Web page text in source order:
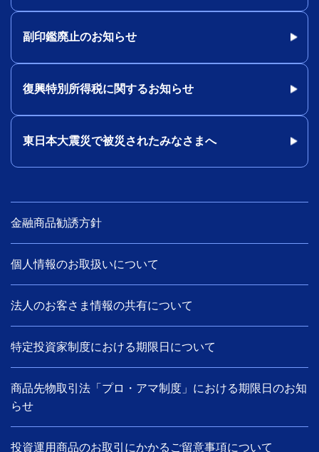
副印鑑廃止のお知らせ
復興特別所得税に関するお知らせ
東日本大震災で被災されたみなさまへ
金融商品勧誘方針
個人情報のお取扱いについて
法人のお客さま情報の共有について
特定投資家制度における期限日について
商品先物取引法「プロ・アマ制度」における期限日のお知
らせ
投資運用商品のお取引にかかるご留意事項について